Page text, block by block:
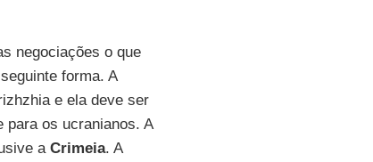
negociações o que
forma. A
e ela deve ser
para os ucranianos. A
a Crimeia. A